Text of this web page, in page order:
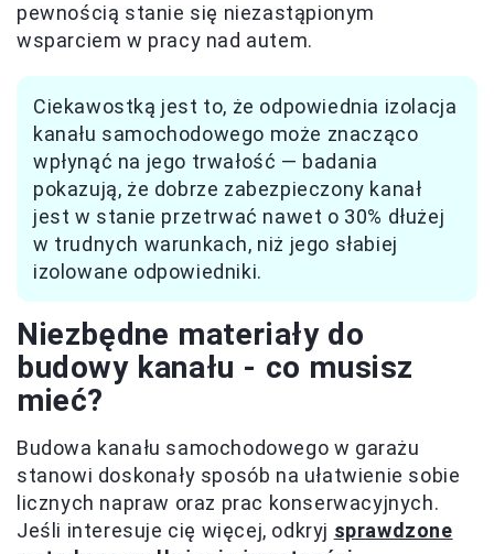
pewnością stanie się niezastąpionym
wsparciem w pracy nad autem.
Ciekawostką jest to, że odpowiednia izolacja
kanału samochodowego może znacząco
wpłynąć na jego trwałość — badania
pokazują, że dobrze zabezpieczony kanał
jest w stanie przetrwać nawet o 30% dłużej
w trudnych warunkach, niż jego słabiej
izolowane odpowiedniki.
Niezbędne materiały do
budowy kanału - co musisz
mieć?
Budowa kanału samochodowego w garażu
stanowi doskonały sposób na ułatwienie sobie
licznych napraw oraz prac konserwacyjnych.
Jeśli interesuje cię więcej, odkryj sprawdzone